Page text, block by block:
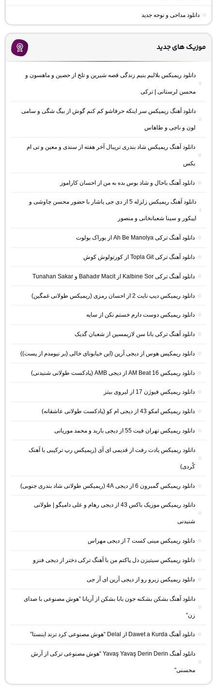
دانلود مداحی و نوحه جدید
موزیک های جدید
دانلود ریمیکس بلالیم بنیم زندگی قصه شیرین و تلخ از حصین و ماهسون و
محسن لرستانی | ترکی
دانلود آهنگ ریمیکس سر اینکه حرفاشو کم کنم گوش از بیگ شگی و سامی
لون و ناجی و طاهاس
دانلود آهنگ ریمیکس شاد بندری تریبال آخر هفته از سندی و معین و تی ام
بکس
دانلود آهنگ باحال و شاد بوس بده به من از احسان کاراموز
دانلود آهنگ ریمیکس زلزله 5 از دی جی یاشار با حضور محسن چاوشی و
اپیکور و سینا شعبانخانی و منصور
دانلود آهنگ ترکی Ah Be Manolya از بوراک بولوت
دانلود آهنگ ترکی Topla Git از کورتولوش کوش
دانلود آهنگ ترکی Kalbine Sor از Bahadır Macit و Tunahan Sakar
دانلود ریمیکس دیپ نایت 2 از احسان رمزی (ریمیکس طولانی غمگین)
دانلود ریمیکس دوست دارم خستم نکن از سایه
دانلود آهنگ ترکی بانا سن لازیمسین از شعبان گدیک
دانلود ریمکیس هوس از دیجی آرین (این خیابونای خالی (بر نیومدم از پست))
دانلود ریمیکس AM Beat 16 از دیجی AMB (پادکست طولانی شنیدنی)
دانلود ریمیکس فیوژن 17 از لیروی بیتز
دانلود ریمیکس امکو 43 از دیجی ام کو (پادکست طولانی عاشقانه)
دانلود ریمیکس تهران فیت 55 از دیجی باربد و محمد موریانی
دانلود ریمیکس یادت رفت از قدیمی ای آی (ریمیکس رپ ترکیبی با آهنک
کُردی)
دانلود ریمیکس گمبرون 6 از دیجی 4A (ریمیکس طولانی شاد بندری جنوبی)
دانلود ریمیکس موزیک باکس 43 از دیجی رهام و علی دامیگو | طولانی
شنیدنی
دانلود ریمیکس مینی کست 7 از دیجی مهراس
دانلود ریمیکس سیتیزن دل پاکتم من با آهنگ ترکی دختر از دیجی فنزو
دانلود ریمیکس زیرو رو از دیجی آرین ای آر جی
دانلود آهنگ بشکن بشکنه جون بابا بشکن از آریانا “هوش مصنوعی با صدای
زن”
دانلود آهنگ Dawet a Kurda از Delal “هوش مصنوعی کرد ترند اینستا”
دانلود آهنگ Yavaş Yavaş Derin Derin “هوش مصنوعی ترکی از آرش
محسنی”